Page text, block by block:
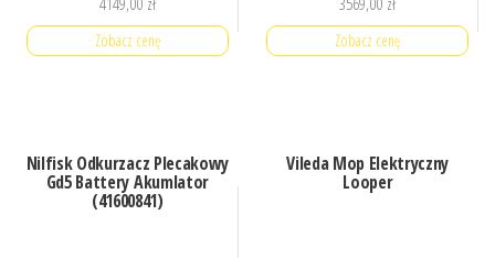
Zobacz cenę Zobacz cenę
Nilfisk Odkurzacz Plecakowy
Gd5 Battery Akumlator
(41600841)
Vileda Mop Elektryczny
Looper